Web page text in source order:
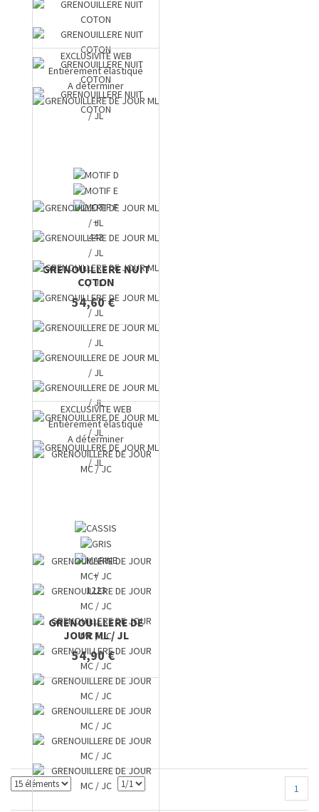
+
442
GRENOUILLERE NUIT
COTON
54,60 €
EXCLUSIVITE WEB
Entièrement élastiqué
A déterminer
+
1223
GRENOUILLERE DE
JOUR ML / JL
54,90 €
EXCLUSIVITE WEB
Entièrement élastiqué
A déterminer
1